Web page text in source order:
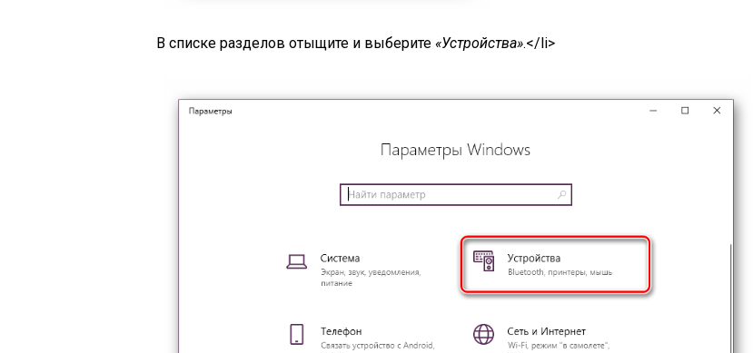
В списке разделов отыщите и выберите «Устройства».</li>